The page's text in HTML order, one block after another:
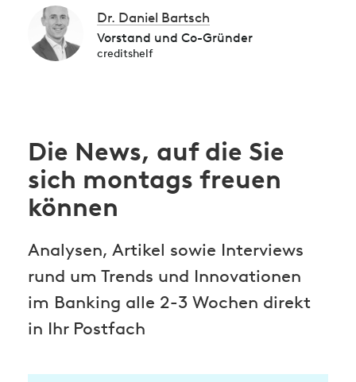
Dr. Daniel Bartsch
Vorstand und Co-Gründer
creditshelf
Die News, auf die Sie
sich montags freuen
können
Analysen, Artikel sowie Interviews
rund um Trends und Innovationen
im Banking alle 2-3 Wochen direkt
in Ihr Postfach